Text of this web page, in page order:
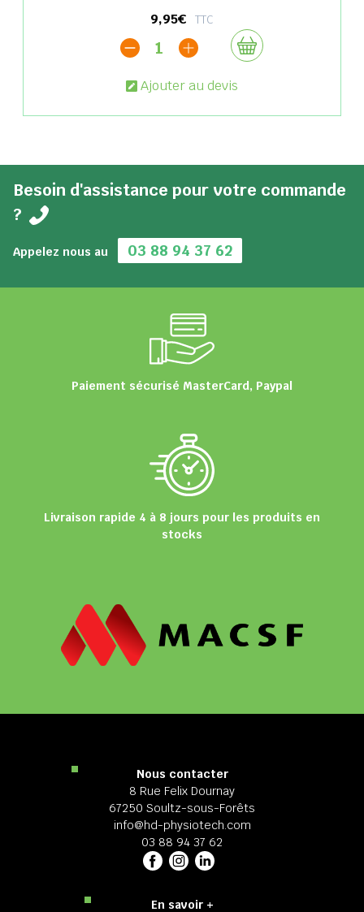
9,95€ TTC
1
Ajouter au devis
Besoin d'assistance pour votre commande
?
Appelez nous au 03 88 94 37 62
Paiement sécurisé MasterCard, Paypal
Livraison rapide 4 à 8 jours pour les produits en
stocks
Nous contacter
8 Rue Felix Dournay
67250 Soultz-sous-Forêts
info@hd-physiotech.com
03 88 94 37 62
En savoir +